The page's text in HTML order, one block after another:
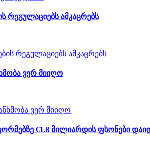
რეგულაციებს ამკაცრებს
ვერ მიიღო
€1.8 მილიარდის ფსონები